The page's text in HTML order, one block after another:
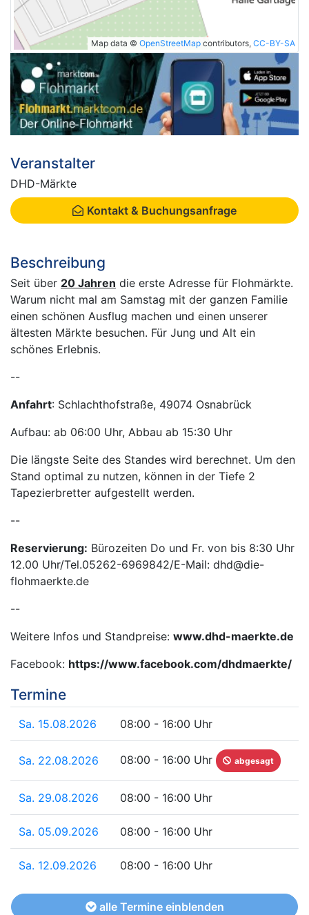
Map data © OpenStreetMap contributors, CC-BY-SA
Veranstalter
DHD-Märkte
Kontakt & Buchungsanfrage
Beschreibung
Seit über 20 Jahren die erste Adresse für Flohmärkte.
Warum nicht mal am Samstag mit der ganzen Familie
einen schönen Ausflug machen und einen unserer
ältesten Märkte besuchen. Für Jung und Alt ein
schönes Erlebnis.
--
Anfahrt: Schlachthofstraße, 49074 Osnabrück
Aufbau: ab 06:00 Uhr, Abbau ab 15:30 Uhr
Die längste Seite des Standes wird berechnet. Um den
Stand optimal zu nutzen, können in der Tiefe 2
Tapezierbretter aufgestellt werden.
--
Reservierung: Bürozeiten Do und Fr. von bis 8:30 Uhr
12.00 Uhr/Tel.05262-6969842/E-Mail: dhd@die-
flohmaerkte.de
--
Weitere Infos und Standpreise: www.dhd-maerkte.de
Facebook: https://www.facebook.com/dhdmaerkte/
Termine
Sa. 15.08.2026 08:00 - 16:00 Uhr
Sa. 22.08.2026 08:00 - 16:00 Uhr abgesagt
Sa. 29.08.2026 08:00 - 16:00 Uhr
Sa. 05.09.2026 08:00 - 16:00 Uhr
Sa. 12.09.2026 08:00 - 16:00 Uhr
alle Termine einblenden